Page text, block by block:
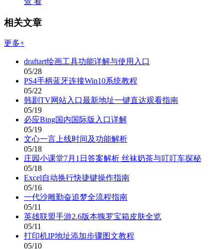
相关文章
更多+
draftart绘画工具功能详解与使用入口
05/28
PS4手柄蓝牙连接Win10系统教程
05/22
韩剧TV网站入口最新地址一键直达观看指南
05/19
必应Bing国内国际版入口详解
05/19
文心一言上线时间及功能解析
05/18
庄园小课堂7月1日答案解析 丝袜奶茶与叮叮车探秘
05/18
Excel自动换行快捷键操作指南
05/16
一代沙雕勤奋追梦全流程指南
05/11
英雄联盟手游2.6版本魄罗宝箱皮肤全览
05/11
打印机IP地址添加步骤图文教程
05/10